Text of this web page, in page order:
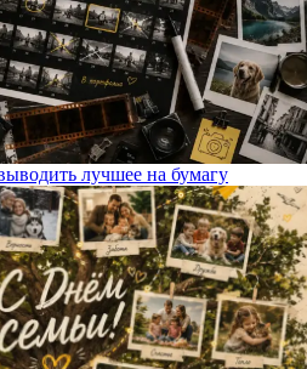
лучшее на бумагу